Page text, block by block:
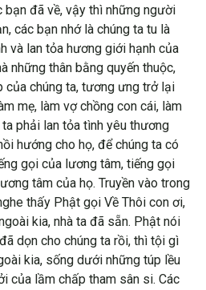
đã về, vậy thì những người
các bạn nhớ là chúng ta tu là
và lan tỏa hương giới hạnh của
những thân bằng quyến thuộc,
của chúng ta, tương ưng trở lại
mẹ, làm vợ chồng con cái, làm
phải lan tỏa tình yêu thương
hướng cho họ, để chúng ta có
gọi của lương tâm, tiếng gọi
tâm của họ. Truyền vào trong
thấy Phật gọi Về Thôi con ơi,
kia, nhà ta đã sẵn. Phật nói
dọn cho chúng ta rồi, thì tội gì
kia, sống dưới những túp lều
của lầm chấp tham sân si. Các